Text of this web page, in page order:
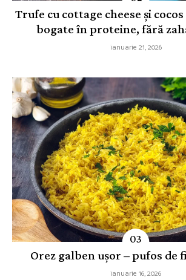
Trufe cu cottage cheese și
bogate în proteine, fără
ianuarie 21, 2026
Orez galben ușor – pufos de
ianuarie 16, 2026